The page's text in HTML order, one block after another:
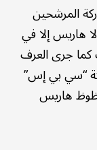
المرشحين
هاريس إلا في
بدلا من 3 مناظرات كما جرى العرف
“سي بي إس”
هاريس